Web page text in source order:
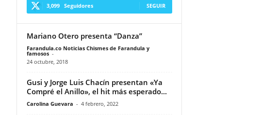
3,099 Seguidores SEGUIR
Mariano Otero presenta “Danza”
Farandula.co Noticias Chismes de Farandula y
famosos -
24 octubre, 2018
Gusi y Jorge Luis Chacín presentan «Ya
Compré el Anillo», el hit más esperado...
Carolina Guevara - 4 febrero, 2022